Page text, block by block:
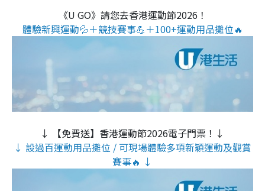
《U GO》請您去香港運動節2026！
體驗新興運動💦＋競技賽事💪＋100+運動用品攤位🔥
↓ 【免費送】香港運動節2026電子門票！↓
↓ 設過百運動用品攤位 / 可現場體驗多項新穎運動及觀賞
賽事🔥 ↓